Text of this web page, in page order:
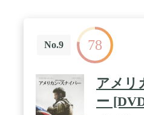
No.9 78
アメリ
ー